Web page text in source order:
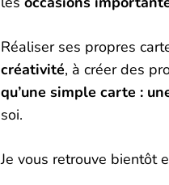
Réaliser ses propres
créativité, à créer des
qu’une simple carte :
soi.
Je vous retrouve bientôt